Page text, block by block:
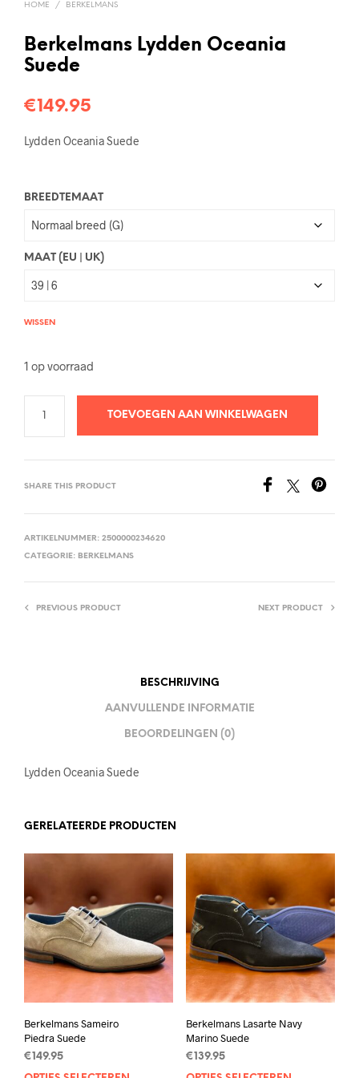
HOME / BERKELMANS
Berkelmans Lydden Oceania
Suede
€149.95
Lydden Oceania Suede
BREEDTEMAAT
MAAT (EU | UK)
WISSEN
1 op voorraad
TOEVOEGEN AAN WINKELWAGEN
SHARE THIS PRODUCT
ARTIKELNUMMER: 2500000234620
CATEGORIE: BERKELMANS
PREVIOUS PRODUCT NEXT PRODUCT
BESCHRIJVING
AANVULLENDE INFORMATIE
BEOORDELINGEN (0)
Lydden Oceania Suede
GERELATEERDE PRODUCTEN
Berkelmans Sameiro
Piedra Suede
€ 149.95
Berkelmans Lasarte Navy
Marino Suede
€ 139.95